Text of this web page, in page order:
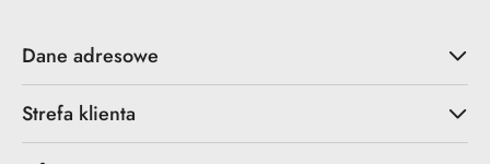
Dane adresowe
Strefa klienta